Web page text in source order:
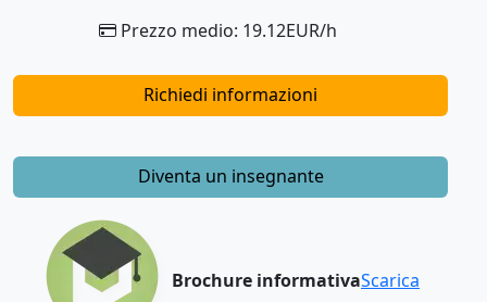
Prezzo medio: 19.12EUR/h
Richiedi informazioni
Diventa un insegnante
Brochure informativaScarica